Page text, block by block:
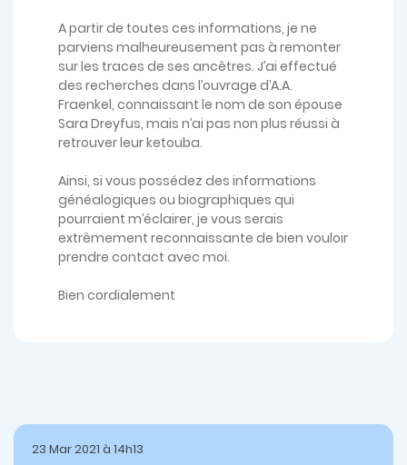
A partir de toutes ces informations, je ne
parviens malheureusement pas à remonter
sur les traces de ses ancêtres. J’ai effectué
des recherches dans l’ouvrage d’A.A.
Fraenkel, connaissant le nom de son épouse
Sara Dreyfus, mais n’ai pas non plus réussi à
retrouver leur ketouba.
Ainsi, si vous possédez des informations
généalogiques ou biographiques qui
pourraient m’éclairer, je vous serais
extrêmement reconnaissante de bien vouloir
prendre contact avec moi.
Bien cordialement
23 Mar 2021 à 14h13